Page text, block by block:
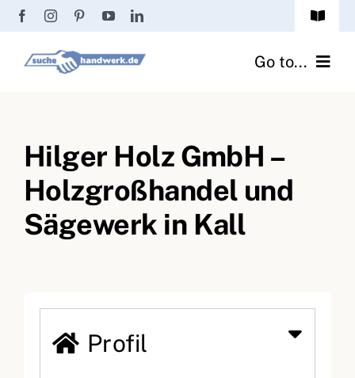
Zum
springen
Toggle
Passwort vergessen? Go to...
Fliesenrechner
Handwerker Ratgeber
Hilger Holz GmbH –
Holzgroßhandel und
Sägewerk in Kall
Profil